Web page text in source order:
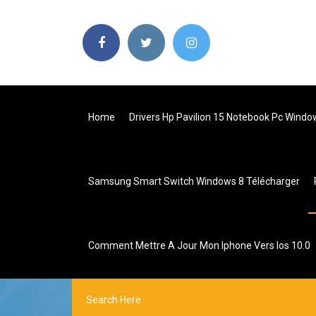
Home Drivers Hp Pavilion 15 Notebook Pc
Samsung Smart Switch Windows 8 Télécharger
Comment Mettre A Jour Mon Iphone Vers Ios 10.0